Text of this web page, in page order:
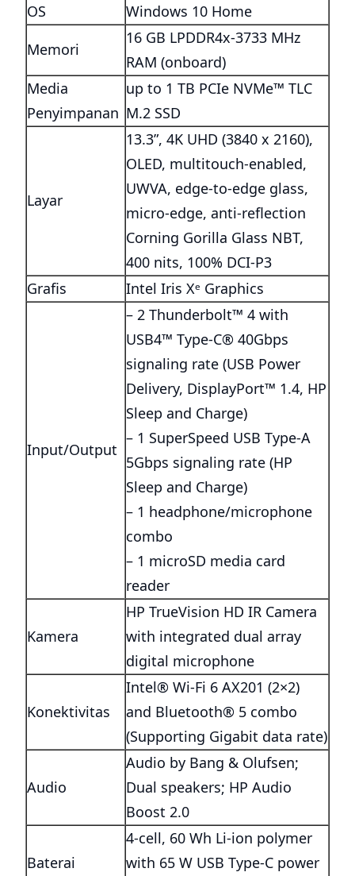
OS
Windows 10 Home
Memori
16 GB LPDDR4x-3733 MHz
RAM (onboard)
Media
Penyimpanan
up to 1 TB PCIe NVMe™ TLC
M.2 SSD
Layar
13.3”, 4K UHD (3840 x 2160),
OLED, multitouch-enabled,
UWVA, edge-to-edge glass,
micro-edge, anti-reflection
Corning Gorilla Glass NBT,
400 nits, 100% DCI-P3
Grafis
Intel Iris Xᵉ Graphics
Input/Output
– 2 Thunderbolt™ 4 with
USB4™ Type-C® 40Gbps
signaling rate (USB Power
Delivery, DisplayPort™ 1.4, HP
Sleep and Charge)
– 1 SuperSpeed USB Type-A
5Gbps signaling rate (HP
Sleep and Charge)
– 1 headphone/microphone
combo
– 1 microSD media card
reader
Kamera
HP TrueVision HD IR Camera
with integrated dual array
digital microphone
Konektivitas
Intel® Wi-Fi 6 AX201 (2×2)
and Bluetooth® 5 combo
(Supporting Gigabit data rate)
Audio
Audio by Bang & Olufsen;
Dual speakers; HP Audio
Boost 2.0
Baterai
4-cell, 60 Wh Li-ion polymer
with 65 W USB Type-C power